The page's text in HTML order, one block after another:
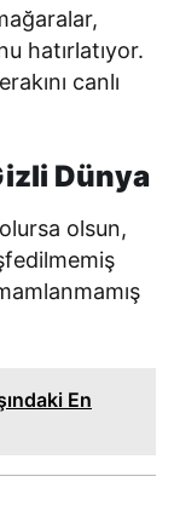
hatırlatıyor.
canlı
Dünya
olsun,
En